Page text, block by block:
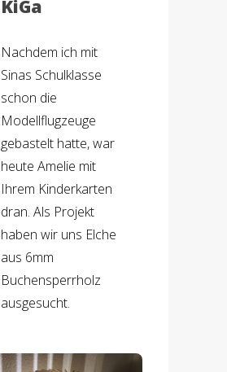
KiGa
Nachdem ich mit
Sinas Schulklasse
schon die
Modellflugzeuge
gebastelt hatte, war
heute Amelie mit
Ihrem Kinderkarten
dran. Als Projekt
haben wir uns Elche
aus 6mm
Buchensperrholz
ausgesucht.